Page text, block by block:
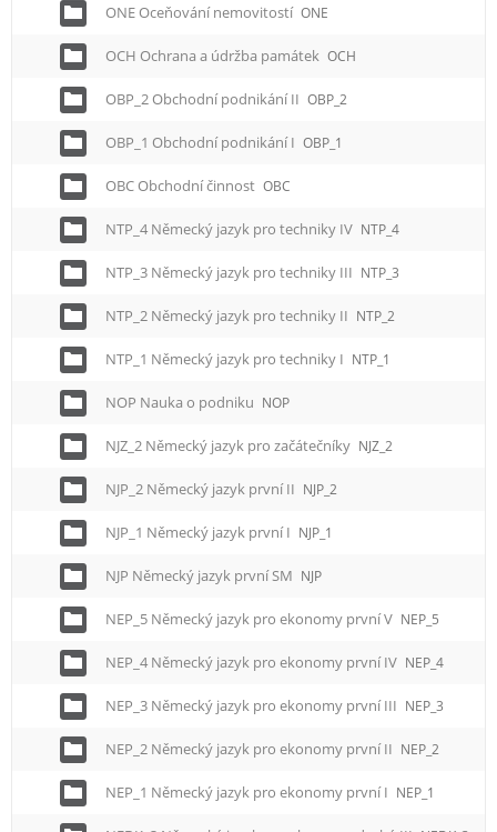
ONE Oceňování nemovitostí ONE
OCH Ochrana a údržba památek OCH
OBP_2 Obchodní podnikání II OBP_2
OBP_1 Obchodní podnikání I OBP_1
OBC Obchodní činnost OBC
NTP_4 Německý jazyk pro techniky IV NTP_4
NTP_3 Německý jazyk pro techniky III NTP_3
NTP_2 Německý jazyk pro techniky II NTP_2
NTP_1 Německý jazyk pro techniky I NTP_1
NOP Nauka o podniku NOP
NJZ_2 Německý jazyk pro začátečníky NJZ_2
NJP_2 Německý jazyk první II NJP_2
NJP_1 Německý jazyk první I NJP_1
NJP Německý jazyk první SM NJP
NEP_5 Německý jazyk pro ekonomy první V NEP_5
NEP_4 Německý jazyk pro ekonomy první IV NEP_4
NEP_3 Německý jazyk pro ekonomy první III NEP_3
NEP_2 Německý jazyk pro ekonomy první II NEP_2
NEP_1 Německý jazyk pro ekonomy první I NEP_1